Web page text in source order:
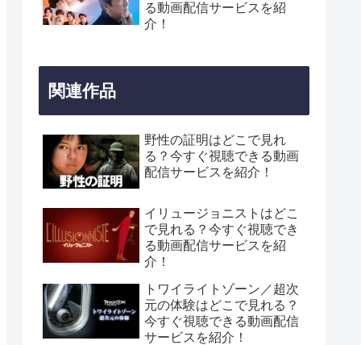
る動画配信サービスを紹
介！
関連作品
野性の証明はどこで見れ
る？今すぐ視聴できる動画
配信サービスを紹介！
イリュージョニストはどこ
で見れる？今すぐ視聴でき
る動画配信サービスを紹
介！
トワイライトゾーン／超次
元の体験はどこで見れる？
今すぐ視聴できる動画配信
サービスを紹介！